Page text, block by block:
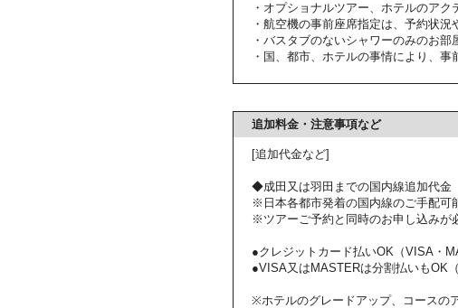
・オプショナルツアー、ホテルのア
・航空機の事前座席指定は、予約状
・バスタブのないシャワーのみのお部
・国、都市、ホテルの事情により、
追加料金・注意事項など
[追加代金など]
◆成田又は羽田までの国内線追加代金
※日本各都市発着の国内線のご手配可
※ツアーご予約と同時のお申し込みが
●クレジットカード払いOK（VISA・
●VISA又はMASTERは分割払いもOK
※ホテルのグレードアップ、コースの